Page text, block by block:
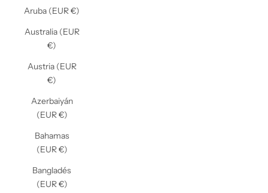
Aruba (EUR €)
Australia (EUR
€)
Austria (EUR
€)
Azerbaiyán
(EUR €)
Bahamas
(EUR €)
Bangladés
(EUR €)